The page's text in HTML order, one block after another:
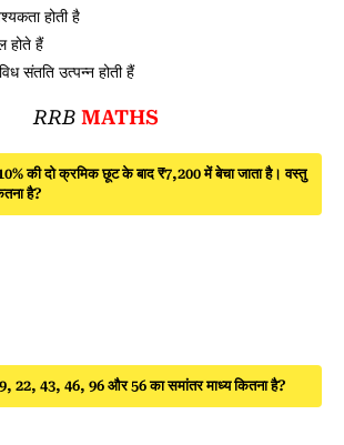
होती है
होते हैं
संतति उत्पन्न होती हैं
RRBMATHS
की दो क्रमिक छूट के बाद ₹7,200 में बेचा जाता है। वस्तु
है?
22, 43, 46, 96 और 56 का समांतर माध्य कितना है?